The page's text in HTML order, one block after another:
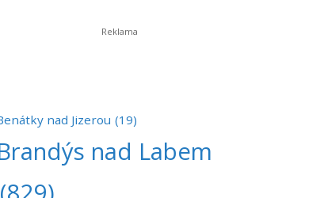
nad Jizerou (19)
nad Labem